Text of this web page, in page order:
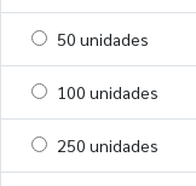
Selecionar 50
50 unidades
Selecionar 100
100 unidades
Selecionar 250
250 unidades